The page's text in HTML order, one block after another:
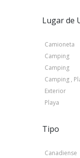
Lugar de
Camioneta
Camping
Camping
Camping ,
Exterior
Playa
Tipo
Canadiense